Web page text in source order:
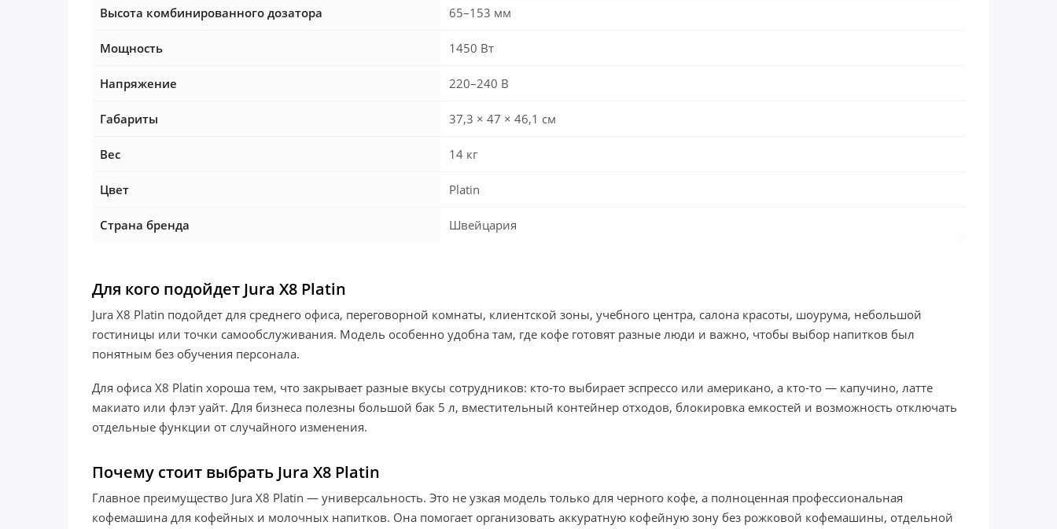
Высота комбинированного дозатора 65–153 мм
Мощность 1450 Вт
Напряжение 220–240 В
Габариты 37,3 × 47 × 46,1 см
Вес 14 кг
Цвет Platin
Страна бренда Швейцария
Для кого подойдет Jura X8 Platin
Jura X8 Platin подойдет для среднего офиса, переговорной комнаты, клиентской зоны, учебного центра, салона красоты, шоурума, небольшой
гостиницы или точки самообслуживания. Модель особенно удобна там, где кофе готовят разные люди и важно, чтобы выбор напитков был
понятным без обучения персонала.
Для офиса X8 Platin хороша тем, что закрывает разные вкусы сотрудников: кто-то выбирает эспрессо или американо, а кто-то — капучино, латте
макиато или флэт уайт. Для бизнеса полезны большой бак 5 л, вместительный контейнер отходов, блокировка емкостей и возможность отключать
отдельные функции от случайного изменения.
Почему стоит выбрать Jura X8 Platin
Главное преимущество Jura X8 Platin — универсальность. Это не узкая модель только для черного кофе, а полноценная профессиональная
кофемашина для кофейных и молочных напитков. Она помогает организовать аккуратную кофейную зону без рожковой кофемашины, отдельной